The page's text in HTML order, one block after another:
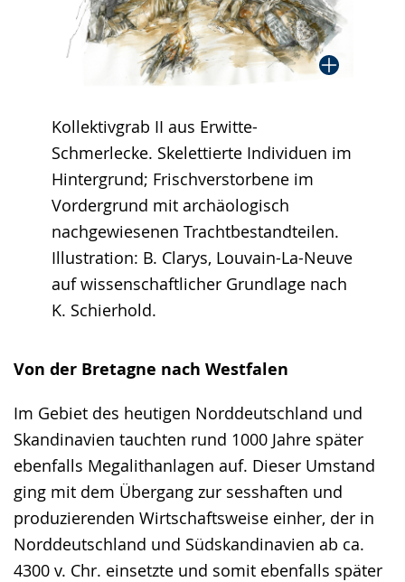
Kollektivgrab II aus Erwitte-
Schmerlecke. Skelettierte Individuen im
Hintergrund; Frischverstorbene im
Vordergrund mit archäologisch
nachgewiesenen Trachtbestandteilen.
Illustration: B. Clarys, Louvain-La-Neuve
auf wissenschaftlicher Grundlage nach
K. Schierhold.
Von der Bretagne nach Westfalen
Im Gebiet des heutigen Norddeutschland und
Skandinavien tauchten rund 1000 Jahre später
ebenfalls Megalithanlagen auf. Dieser Umstand
ging mit dem Übergang zur sesshaften und
produzierenden Wirtschaftsweise einher, der in
Norddeutschland und Südskandinavien ab ca.
4300 v. Chr. einsetzte und somit ebenfalls später